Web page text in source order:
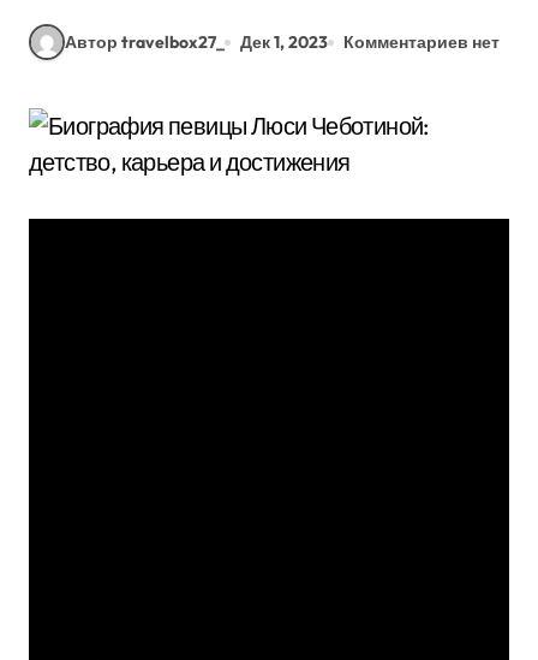
Автор travelbox27_ Дек 1, 2023 Комментариев нет